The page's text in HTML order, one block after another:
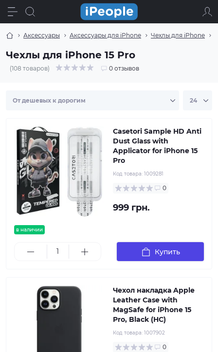
Аксессуары Аксессуары для iPhone Чехлы для iPhone
Чехлы для iPhone 15 Pro
(108 товаров) 0 отзывов
в наличии
Casetori Sample HD Anti
Dust Glass with
Applicator for iPhone 15
Pro
Код товара: 1009281
0
999 грн.
Купить
Чехол накладка Apple
Leather Case with
MagSafe for iPhone 15
Pro, Black (HC)
Код товара: 1007902
0